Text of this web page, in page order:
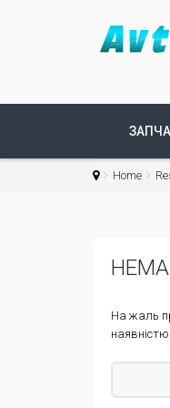
Home
На жаль